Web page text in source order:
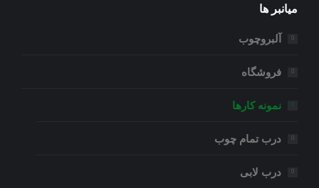
میانبر ها
آلبروچوب
فروشگاه
نمونه کارها
درب تمام چوب
درب لابی